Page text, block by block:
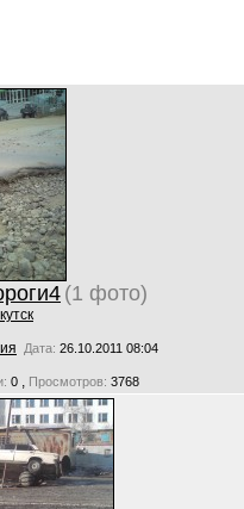
(1 фото)
Дата: 26.10.2011 08:04
0 , Просмотров: 3768